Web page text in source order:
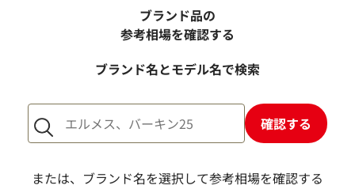
売却するか悩んでいるのですが、査定だけお願いできます
1点からでも査定できますか？
ブランド品の
参考相場を確認する
ブランド名とモデル名で検索
確認する
または、ブランド名を選択して参考相場を確認する